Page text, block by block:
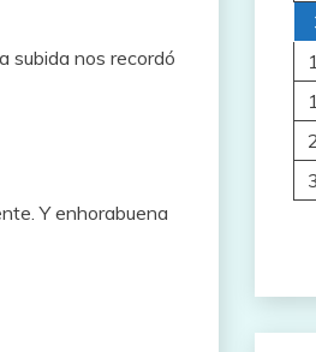
subida nos recordó
Y enhorabuena